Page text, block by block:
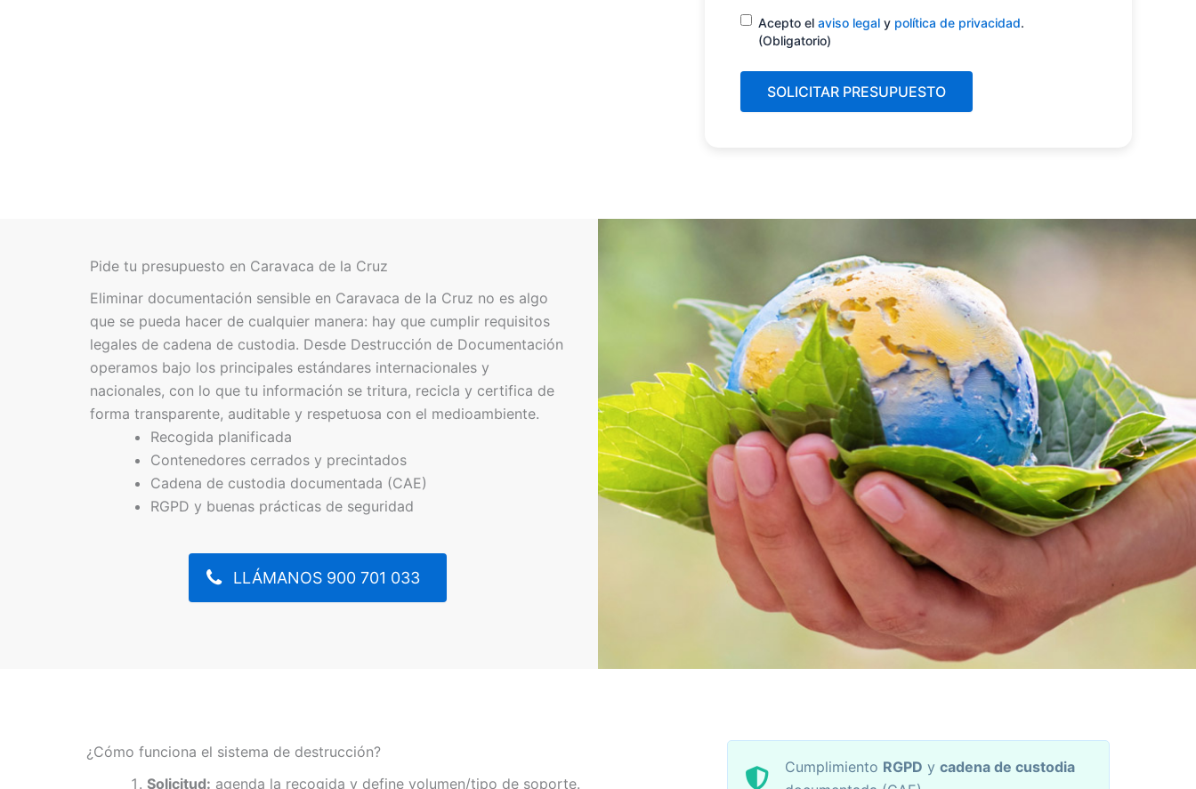
Consentimiento (Obligatorio)
Acepto el aviso legal y política de privacidad.
(Obligatorio)
Pide tu presupuesto en Caravaca de la Cruz
Eliminar documentación sensible en Caravaca de la Cruz no es algo
que se pueda hacer de cualquier manera: hay que cumplir requisitos
legales de cadena de custodia. Desde Destrucción de Documentación
operamos bajo los principales estándares internacionales y
nacionales, con lo que tu información se tritura, recicla y certifica de
forma transparente, auditable y respetuosa con el medioambiente.
Recogida planificada
Contenedores cerrados y precintados
Cadena de custodia documentada (CAE)
RGPD y buenas prácticas de seguridad
LLÁMANOS 900 701 033
¿Cómo funciona el sistema de destrucción?
Solicitud: agenda la recogida y define volumen/tipo de soporte.
Cumplimiento RGPD y cadena de custodia